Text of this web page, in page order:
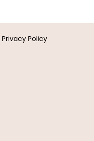
Privacy Policy